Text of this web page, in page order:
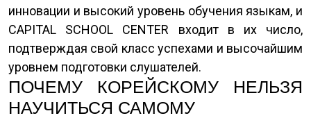
инновации и высокий уровень обучения языкам, и
CAPITAL SCHOOL CENTER входит в их число,
подтверждая свой класс успехами и высочайшим
уровнем подготовки слушателей.
ПОЧЕМУ КОРЕЙСКОМУ НЕЛЬЗЯ
НАУЧИТЬСЯ САМОМУ